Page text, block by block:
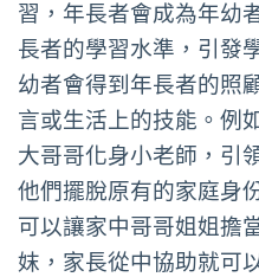
習，年長者會成為年幼
長者的學習水準，引發
幼者會得到年長者的照
言或生活上的技能。例
大哥哥化身小老師，引
他們擺脫原有的家庭身
可以讓家中哥哥姐姐擔
妺，家長從中協助就可